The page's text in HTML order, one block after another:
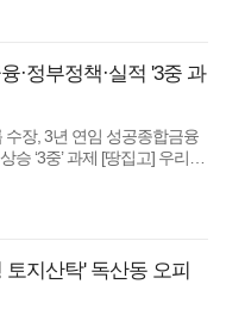
·정부정책·실적 '3중 과
장, 3년 연임 성공종합금융
승 ‘3중’ 과제 [땅집고] 우리금
임종룡 현 회장이..
지산탁' 독산동 오피